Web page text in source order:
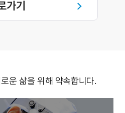
가기
운 삶을 위해 약속합니다.